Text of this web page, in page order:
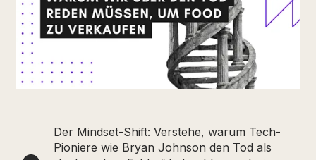
Der Mindset-Shift: Verstehe, warum Tech-
Pioniere wie Bryan Johnson den Tod als